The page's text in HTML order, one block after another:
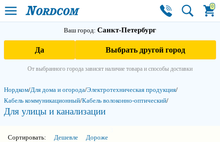
0
Ваш город: Санкт-Петербург
Да Выбрать другой город
От выбранного города зависят наличие товара и способы доставки
Нордком/Для дома и огорода/Электро­техническая продукция/
Кабель коммуникационный/Кабель волоконно-оптический/
Для улицы и канализации
Сортировать: Дешевле Дороже